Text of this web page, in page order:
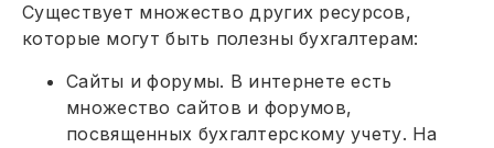
Существует множество других ресурсов,
которые могут быть полезны бухгалтерам:
Сайты и форумы. В интернете есть
множество сайтов и форумов,
посвященных бухгалтерскому учету. На